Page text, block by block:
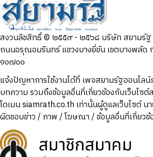
สงวนลิขสิทธิ์ © ๒๕๕๙ - ๒๕๖๘ บริษัท สยามรัฐ
ถนนอรุณอมรินทร์ แขวงบางยี่ขัน เขตบางพลัด
๑๐๗๐๐
แจ้งปัญหาการใช้งานได้ที่ เพจสยามรัฐออนไล
บทความ รวมถึงข้อมูลอื่นที่เกี่ยวข้องกับเว็บไซ
โดเมน siamrath.co.th เท่านั้นผู้ดูแลเว็บไซต์ น
ผิดชอบข่าว / ภาพ / โฆษณา / ข้อมูลอื่นที่เกี่ยวข้